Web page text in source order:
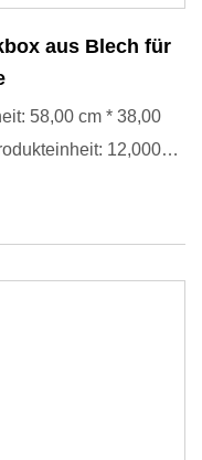
aus Blech für
58,00 cm * 38,00
12,000